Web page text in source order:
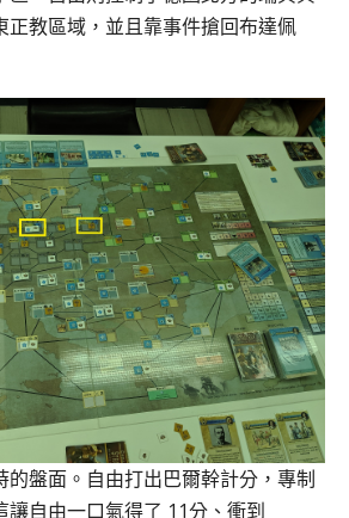
正教區域，並且靠事件搶回布達佩
的盤面。自由打出巴爾幹計分，專制
讓自由一口氣得了 11分、衝到